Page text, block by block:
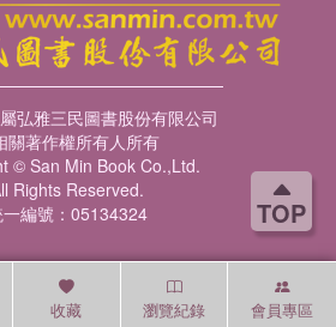
TOP
收藏 瀏覽紀錄 會員專區
弘雅三民圖書股份有限公司
關著作權所有人所有
© San Min Book Co.,Ltd.
Rights Reserved.
編號：05134324